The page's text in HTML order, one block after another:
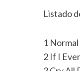
Listado
1
2 If I